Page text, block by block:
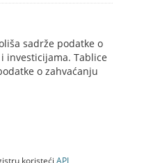
sadrže podatke o
investicijama. Tablice
o zahvaćanju
koristeći API